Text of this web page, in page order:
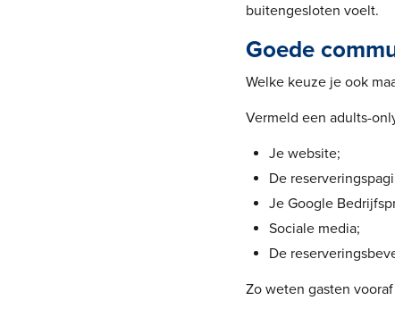
buitengesloten voelt.
Goede
Welke keuze je ook
Vermeld een adults-
Je website;
De
Je Google
Sociale media;
De
Zo weten gasten